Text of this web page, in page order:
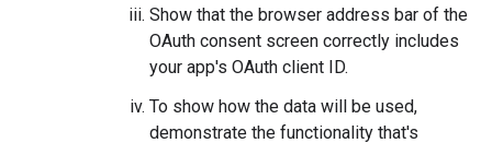
Show that the browser address bar of the
OAuth consent screen correctly includes
your app's OAuth client ID.
To show how the data will be used,
demonstrate the functionality that's